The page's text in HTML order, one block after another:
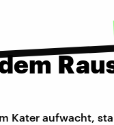
Kater aufwacht,